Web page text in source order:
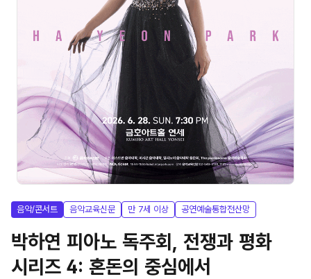
음악/콘서트 음악교육신문 만 7세 이상 공연예술통합전산망
박하연 피아노 독주회, 전쟁과 평화
시리즈 4: 혼돈의 중심에서